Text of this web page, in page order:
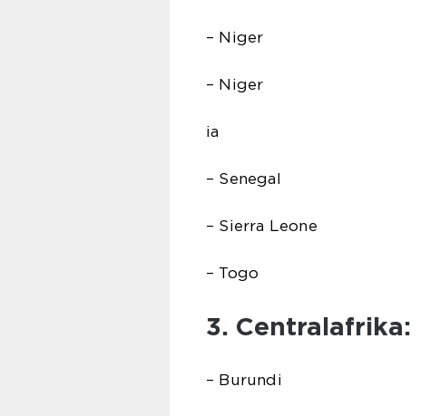
– Niger
– Niger
ia
– Senegal
– Sierra Leone
– Togo
3. Centralafrika:
– Burundi